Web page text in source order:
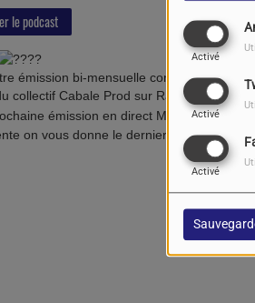
Activé
Activé
Activé
le podcast
émission bi-mensuelle consacrée au
collectif Cabale Prod sur Radio Grand "R"
émission en direct Mardi 10 Juin
on vous donne le dernier Podcast de